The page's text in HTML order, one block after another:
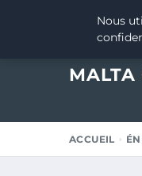
1
MALTA
ACCUEIL
Nous